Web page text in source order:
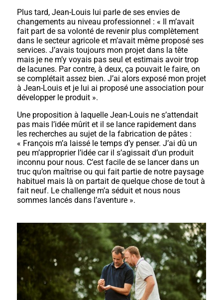
Plus tard, Jean-Louis lui parle de ses envies de
changements au niveau professionnel : « Il m’avait
fait part de sa volonté de revenir plus complètement
dans le secteur agricole et m’avait même proposé ses
services. J’avais toujours mon projet dans la tête
mais je ne m’y voyais pas seul et estimais avoir trop
de lacunes. Par contre, à deux, ça pouvait le faire, on
se complétait assez bien. J’ai alors exposé mon projet
à Jean-Louis et je lui ai proposé une association pour
développer le produit ».
Une proposition à laquelle Jean-Louis ne s’attendait
pas mais l’idée mûrit et il se lance rapidement dans
les recherches au sujet de la fabrication de pâtes :
« François m’a laissé le temps d’y penser. J’ai dû un
peu m’approprier l’idée car il s’agissait d’un produit
inconnu pour nous. C’est facile de se lancer dans un
truc qu’on maîtrise ou qui fait partie de notre paysage
habituel mais là on partait de quelque chose de tout à
fait neuf. Le challenge m’a séduit et nous nous
sommes lancés dans l’aventure ».